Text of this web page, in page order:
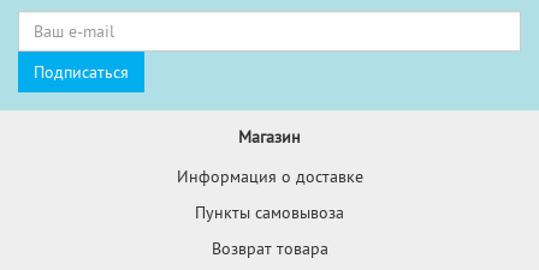
Магазин
Информация о доставке
Пункты самовывоза
Возврат товара